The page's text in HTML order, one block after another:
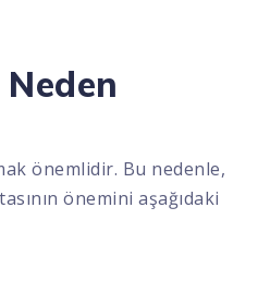
önemlidir. Bu nedenle,
önemini aşağıdaki